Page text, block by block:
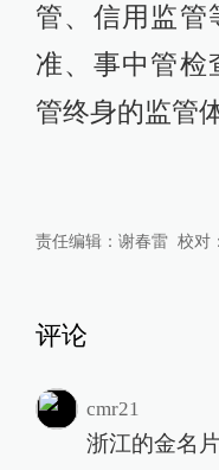
管、信用监管
准、事中管检
管终身的监管
责任编辑： 谢春雷 校对：
评论
cmr21
浙江的金名